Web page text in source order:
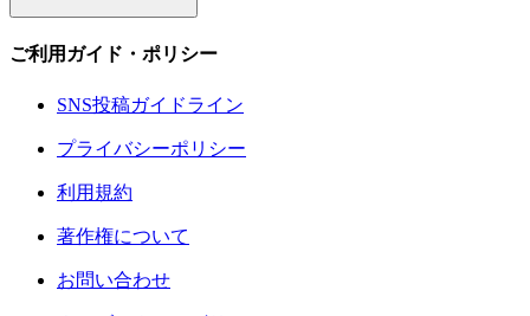
ご利用ガイド・ポリシー
SNS投稿ガイドライン
プライバシーポリシー
利用規約
著作権について
お問い合わせ